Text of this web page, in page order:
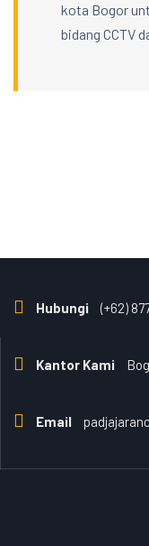
kota Bogor
bidang CCTV
Hubungi (+62)
Kantor Kami
Email